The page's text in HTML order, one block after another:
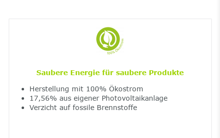
Saubere Energie für saubere Produkte
Herstellung mit 100% Ökostrom
17,56% aus eigener Photovoltaikanlage
Verzicht auf fossile Brennstoffe